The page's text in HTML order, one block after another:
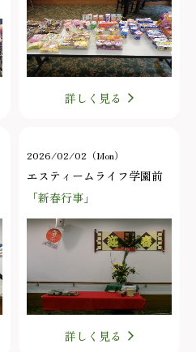
詳しく見る
2026/02/02（Mon）
エスティームライフ学園前
「新春行事」
詳しく見る